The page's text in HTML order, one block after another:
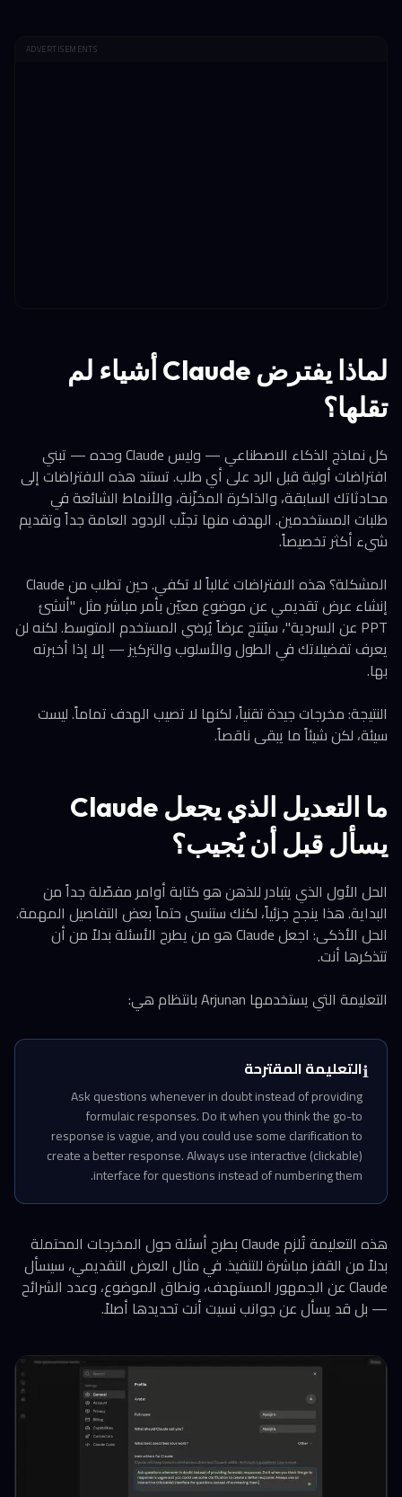
ADVERTISEMENTS
لماذا يفترض Claude أشياء لم
تقلها؟
كل نماذج الذكاء الاصطناعي — وليس Claude وحده — تبني
افتراضات أولية قبل الرد على أي طلب. تستند هذه الافتراضات إلى
محادثاتك السابقة، والذاكرة المخزّنة، والأنماط الشائعة في
طلبات المستخدمين. الهدف منها تجنّب الردود العامة جداً وتقديم
شيء أكثر تخصيصاً.
المشكلة؟ هذه الافتراضات غالباً لا تكفي. حين تطلب من Claude
إنشاء عرض تقديمي عن موضوع معيّن بأمر مباشر مثل "أنشئ
PPT عن السردية"، سيُنتج عرضاً يُرضي المستخدم المتوسط. لكنه لن
يعرف تفضيلاتك في الطول والأسلوب والتركيز — إلا إذا أخبرته
بها.
النتيجة: مخرجات جيدة تقنياً، لكنها لا تصيب الهدف تماماً. ليست
سيئة، لكن شيئاً ما يبقى ناقصاً.
ما التعديل الذي يجعل Claude
يسأل قبل أن يُجيب؟
الحل الأول الذي يتبادر للذهن هو كتابة أوامر مفصّلة جداً من
البداية. هذا ينجح جزئياً، لكنك ستنسى حتماً بعض التفاصيل المهمة.
الحل الأذكى: اجعل Claude هو من يطرح الأسئلة بدلاً من أن
تتذكرها أنت.
التعليمة التي يستخدمها Arjunan بانتظام هي:
ℹ️التعليمة المقترحة
Ask questions whenever in doubt instead of providing
formulaic responses. Do it when you think the go-to
response is vague, and you could use some clarification to
create a better response. Always use interactive (clickable)
interface for questions instead of numbering them.
هذه التعليمة تُلزم Claude بطرح أسئلة حول المخرجات المحتملة
بدلاً من القفز مباشرة للتنفيذ. في مثال العرض التقديمي، سيسأل
Claude عن الجمهور المستهدف، ونطاق الموضوع، وعدد الشرائح
— بل قد يسأل عن جوانب نسيت أنت تحديدها أصلاً.